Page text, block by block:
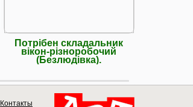
Потрібен складальник
вікон-різноробочий
(Безлюдівка).
Контакты